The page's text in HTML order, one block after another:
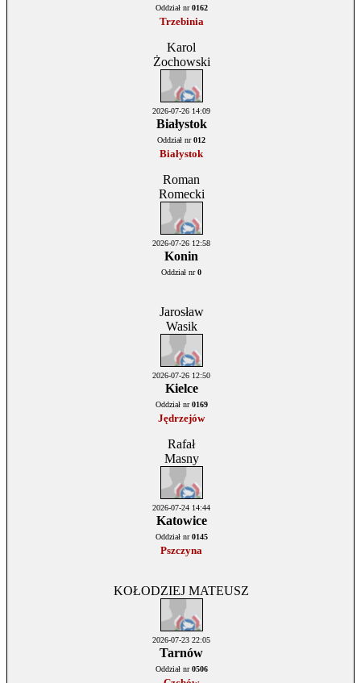
Oddział nr0162
Trzebinia
Karol
Żochowski
2026-07-26 14:09
Białystok
Oddział nr012
Białystok
Roman
Romecki
2026-07-26 12:58
Konin
Oddział nr0
Jarosław
Wasik
2026-07-26 12:50
Kielce
Oddział nr0169
Jędrzejów
Rafał
Masny
2026-07-24 14:44
Katowice
Oddział nr0145
Pszczyna
KOŁODZIEJ MATEUSZ
2026-07-23 22:05
Tarnów
Oddział nr0506